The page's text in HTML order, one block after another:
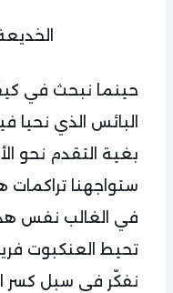
حينما نبحث في
البائس الذي نحيا
بغية التقدم نحو
ستواجهنا تراكمات
في الغالب نفس هذا
تحيط العنكبوت
نفكّر في سبل كسر